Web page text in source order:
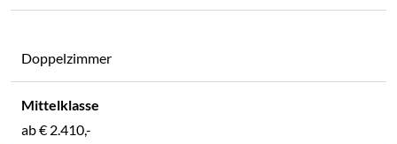
Doppelzimmer
ab € 2.410,-